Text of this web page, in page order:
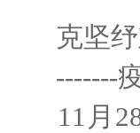
克坚纾
-------疫
11月28